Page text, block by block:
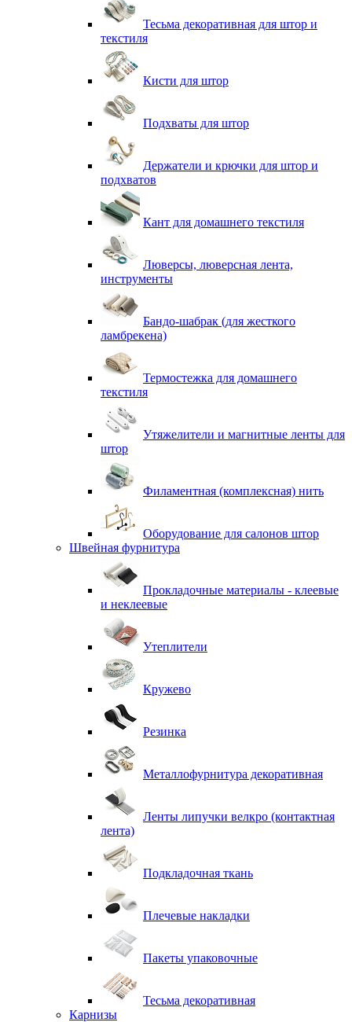
Тесьма декоративная для штор и
текстиля
Кисти для штор
Подхваты для штор
Держатели и крючки для штор и
подхватов
Кант для домашнего текстиля
Люверсы, люверсная лента,
инструменты
Бандо-шабрак (для жесткого
ламбрекена)
Термостежка для домашнего
текстиля
Утяжелители и магнитные ленты для
штор
Филаментная (комплексная) нить
Оборудование для салонов штор
Швейная фурнитура
Прокладочные материалы - клеевые
и неклеевые
Утеплители
Кружево
Резинка
Металлофурнитура декоративная
Ленты липучки велкро (контактная
лента)
Подкладочная ткань
Плечевые накладки
Пакеты упаковочные
Тесьма декоративная
Карнизы